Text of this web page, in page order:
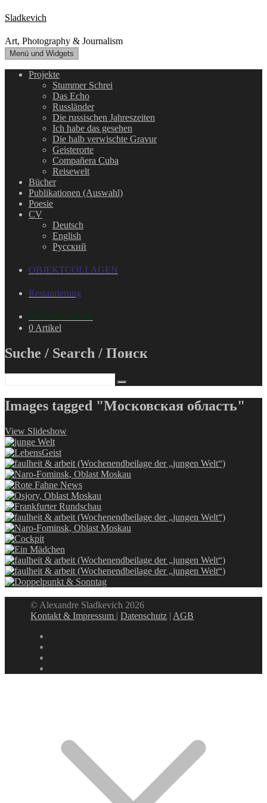
Zum
Inhalt
springen
Sladkevich
Art, Photography & Journalism
Menü und Widgets
Projekte
Stummer Schrei
Das Echo
Russländer
Die russischen Jahreszeiten
Ich habe das gesehen
Die halb verwischte Gravur
Geisterorte
Compañera Cuba
Reisewelt
Bücher
Publikationen (Auswahl)
Poesie
CV
Deutsch
English
Русский
OBJEKTCOLLAGEN
Restaurierung
ONLINE-SHOP
0 Artikel
Suche / Search / Поиск
Images tagged "Московская область"
View Slideshow
© Alexandre Sladkevich 2026
Kontakt & Impressum |Datenschutz | AGB